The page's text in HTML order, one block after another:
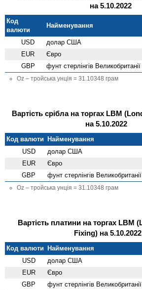
на 5.10.2022
Код
валюти
Найменування
USD долар США
EUR Євро
GBP фунт стерлінгів Велико­британії
Oz – тройська унція = 31.10348 грам
Вартість срібла на торгах LBM
на 5.10.2022
Код валюти Найменування
USD
долар США
EUR Євро
GBP фунт стерлінгів Велико­британії
Oz – тройська унція = 31.10348 грам
Вартість платини на торгах LBM
Fixing) на 5.10.2022
Код валюти Найменування
USD
долар США
EUR Євро
GBP фунт стерлінгів Велико­британії